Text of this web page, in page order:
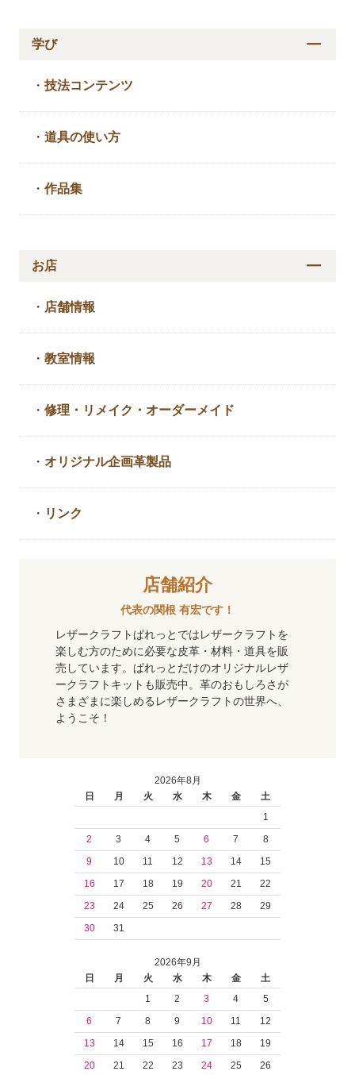
学び
・技法コンテンツ
・道具の使い方
・作品集
お店
・ 店舗情報
・教室情報
・修理・リメイク・ オーダーメイド
・ オリジナル企画革製品
・ リンク
店舗紹介
代表の関根 有宏です！
レザークラフトぱれっとではレザークラフトを
楽しむ方のために必要な皮革・材料・道具を販
売しています。ぱれっとだけのオリジナルレザ
ークラフトキットも販売中。革のおもしろさが
さまざまに楽しめるレザークラフトの世界へ、
ようこそ！
2026年8月
日
月 火 水 木 金
土
1
2
3 4 5 6 7
8
9
10 11 12 13 14
15
16
17 18 19 20 21
22
23
24 25 26 27 28
29
30
31
2026年9月
日
月 火 水 木 金
土
1
2 3 4
5
6
7 8 9 10 11
12
13
14 15 16 17 18
19
20
21 22 23 24 25
26